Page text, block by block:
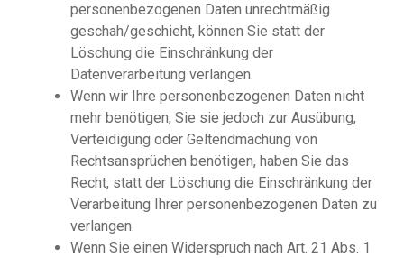
personenbezogenen Daten unrechtmäßig
geschah/geschieht, können Sie statt der
Löschung die Einschränkung der
Datenverarbeitung verlangen.
Wenn wir Ihre personenbezogenen Daten nicht
mehr benötigen, Sie sie jedoch zur Ausübung,
Verteidigung oder Geltendmachung von
Rechtsansprüchen benötigen, haben Sie das
Recht, statt der Löschung die Einschränkung der
Verarbeitung Ihrer personenbezogenen Daten zu
verlangen.
Wenn Sie einen Widerspruch nach Art. 21 Abs. 1